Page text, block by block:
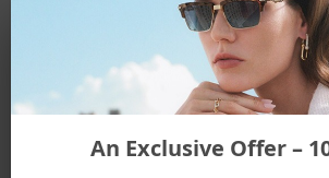
ADATTO A UNA FORMA
An Exclusive Offer –